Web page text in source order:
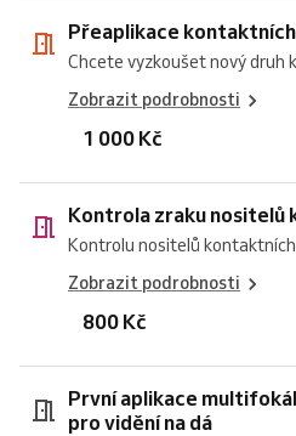
Přeaplikace
Chcete vyzkoušet nový druh
Zobrazit podrobnosti
1 000 Kč
Kontrola zraku nositelů
Kontrolu nositelů
Zobrazit podrobnosti
800 Kč
První aplikace
pro vidění na dá